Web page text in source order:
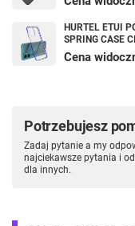
HURTEL ETUI
SPRING CASE
Cena
Potrzebujesz
Zadaj pytanie a my
najciekawsze pytania i
dla innych.